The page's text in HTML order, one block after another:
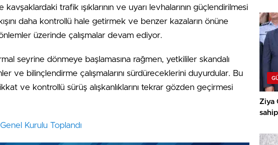
trafik ışıklarının ve uyarı levhalarının güçlendirilmesi
daha kontrollü hale getirmek ve benzer kazaların önüne
üzerinde çalışmalar devam ediyor.
seyrine dönmeye başlamasına rağmen, yetkililer skandalı
ve bilinçlendirme çalışmalarını sürdüreceklerini duyurdular. Bu
ve kontrollü sürüş alışkanlıklarını tekrar gözden geçirmesi
Kurulu Toplandı
Ziya